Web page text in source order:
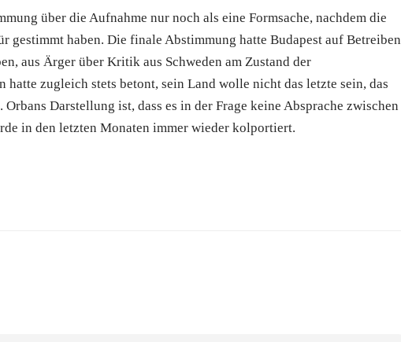
über die Aufnahme nur noch als eine Formsache, nachdem die
gestimmt haben. Die finale Abstimmung hatte Budapest auf Betreiben
aus Ärger über Kritik aus Schweden am Zustand der
hatte zugleich stets betont, sein Land wolle nicht das letzte sein, das
Darstellung ist, dass es in der Frage keine Absprache zwischen
in den letzten Monaten immer wieder kolportiert.